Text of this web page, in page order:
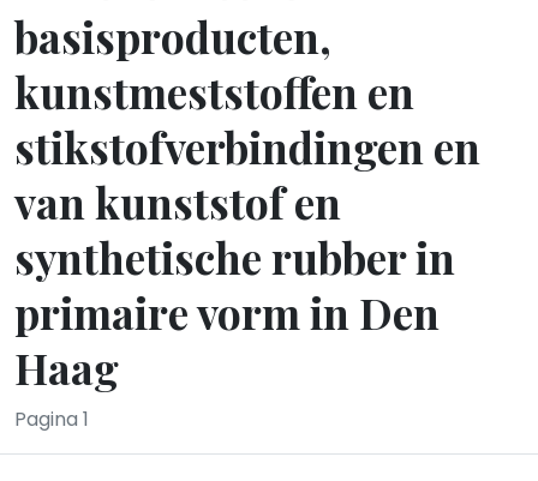
basisproducten,
kunstmeststoffen en
stikstofverbindingen en
van kunststof en
synthetische rubber in
primaire vorm in Den
Haag
Pagina 1